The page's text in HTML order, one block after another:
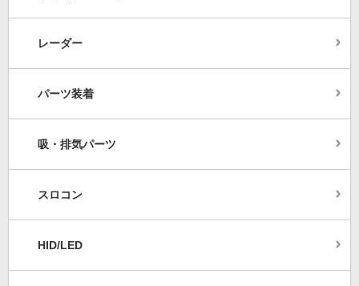
レーダー
パーツ装着
吸・排気パーツ
スロコン
HID/LED